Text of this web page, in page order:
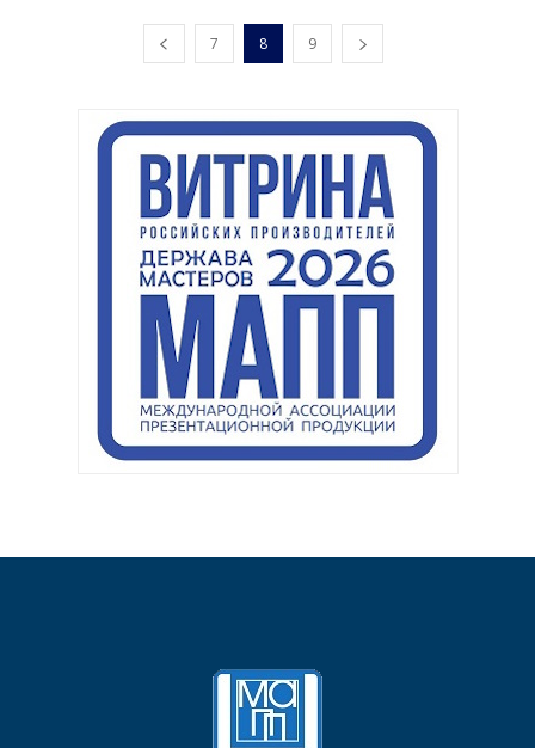
7 8 9